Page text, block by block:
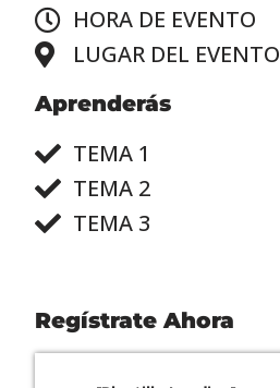
HORA DE EVENTO
LUGAR DEL EVENTO
Aprenderás
TEMA 1
TEMA 2
TEMA 3
Regístrate Ahora